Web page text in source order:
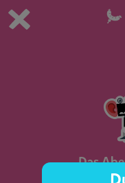
Du spielst die
Das